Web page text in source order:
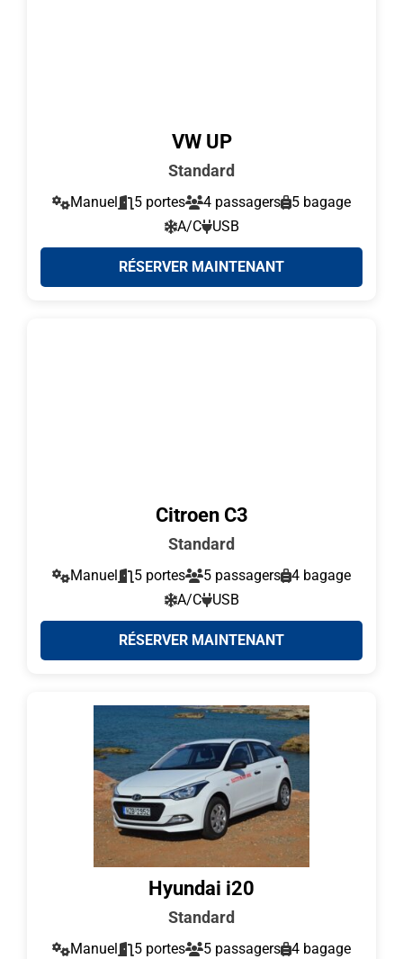
VW UP
Standard
Manuel 5 portes 4 passagers
5 bagage
A/C
USB
RÉSERVER MAINTENANT
Citroen C3
Standard
Manuel 5 portes 5 passagers
4 bagage
A/C
USB
RÉSERVER MAINTENANT
Hyundai i20
Standard
Manuel 5 portes 5 passagers
4 bagage